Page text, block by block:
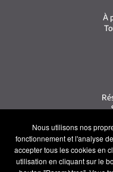
Nous utilisons nos
fonctionnement et l'analyse
accepter tous les cookies en
utilisation en cliquant sur le
À